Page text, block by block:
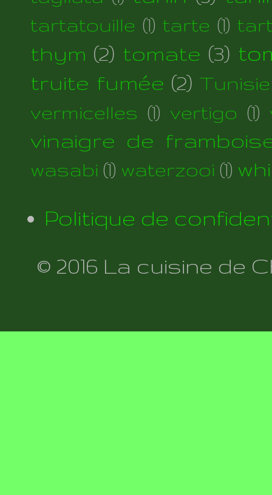
tartatouille (1) tarte (1)
thym (2) tomate (3)
truite fumée (2) Tunisie
vermicelles (1) vertigo (1)
vinaigre de
wasabi (1) waterzooi (1)
Politique de
© 2016 La cuisine de